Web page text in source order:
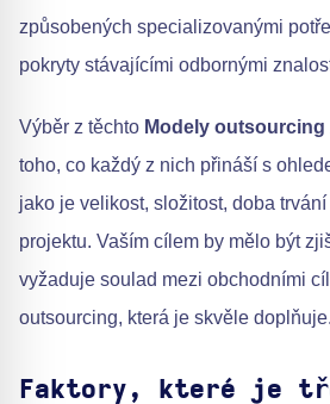
způsobených specializovanými
pokryty stávajícími odbornými
Výběr z těchto Modely outsourcing
toho, co každý z nich přináší s
jako je velikost, složitost, doba
projektu. Vaším cílem by mělo být
vyžaduje soulad mezi obchodními
outsourcing, která je skvěle doplňuje.
Faktory, které je